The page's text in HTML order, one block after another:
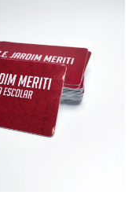
internas.
como RFID ou
adicional.
com a AlternativaCard e
muitas